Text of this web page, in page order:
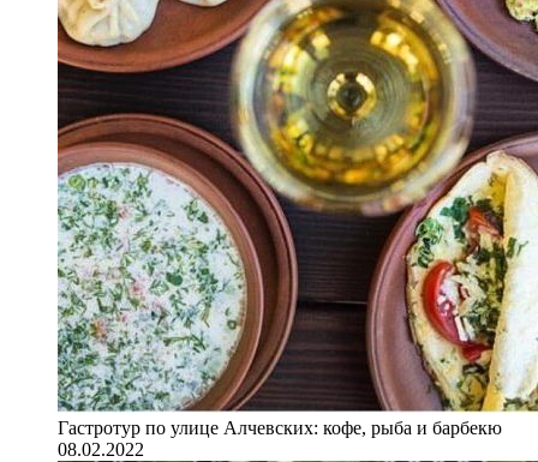
Гастротур по улице Алчевских: кофе, рыба и барбекю
08.02.2022